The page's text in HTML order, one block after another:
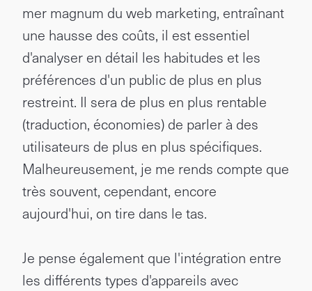
mer magnum du web marketing, entraînant
une hausse des coûts, il est essentiel
d'analyser en détail les habitudes et les
préférences d'un public de plus en plus
restreint. Il sera de plus en plus rentable
(traduction, économies) de parler à des
utilisateurs de plus en plus spécifiques.
Malheureusement, je me rends compte que
très souvent, cependant, encore
aujourd'hui, on tire dans le tas.
Je pense également que l'intégration entre
les différents types d'appareils avec